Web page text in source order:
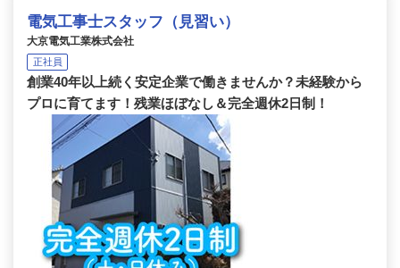
電気工事士スタッフ（見習い）
大京電気工業株式会社
正社員
創業40年以上続く安定企業で働きませんか？未経験から
プロに育てます！残業ほぼなし＆完全週休2日制！